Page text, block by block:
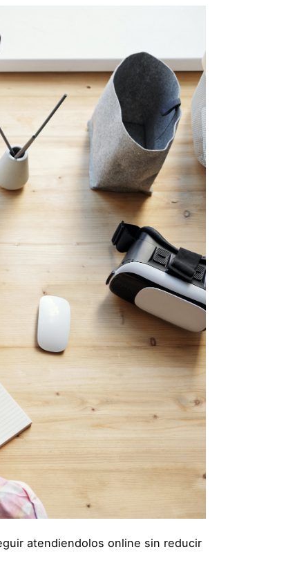
atendiendolos online sin reducir